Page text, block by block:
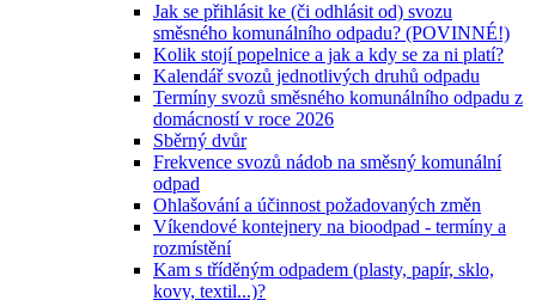
Jak se přihlásit ke (či odhlásit od) svozu
směsného komunálního odpadu? (POVINNÉ!)
Kolik stojí popelnice a jak a kdy se za ni platí?
Kalendář svozů jednotlivých druhů odpadu
Termíny svozů směsného komunálního odpadu z
domácností v roce 2026
Sběrný dvůr
Frekvence svozů nádob na směsný komunální
odpad
Ohlašování a účinnost požadovaných změn
Víkendové kontejnery na bioodpad - termíny a
rozmístění
Kam s tříděným odpadem (plasty, papír, sklo,
kovy, textil...)?